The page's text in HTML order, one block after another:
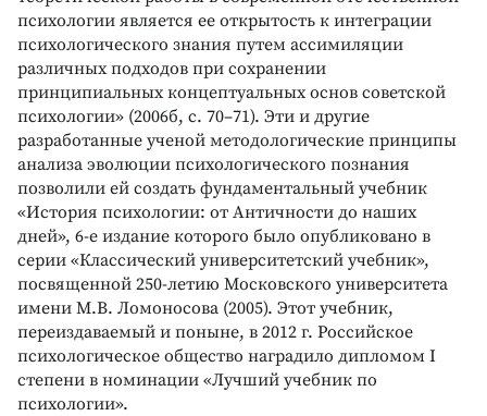
психологии является ее открытость к интеграции
психологического знания путем ассимиляции
различных подходов при сохранении
принципиальных концептуальных основ советской
психологии» (2006б, с. 70–71). Эти и другие
разработанные ученой методологические принципы
анализа эволюции психологического познания
позволили ей создать фундаментальный учебник
«История психологии: от Античности до наших
дней», 6-е издание которого было опубликовано в
серии «Классический университетский учебник»,
посвященной 250-летию Московского университета
имени М.В. Ломоносова (2005). Этот учебник,
переиздаваемый и поныне, в 2012 г. Российское
психологическое общество наградило дипломом I
степени в номинации «Лучший учебник по
психологии».